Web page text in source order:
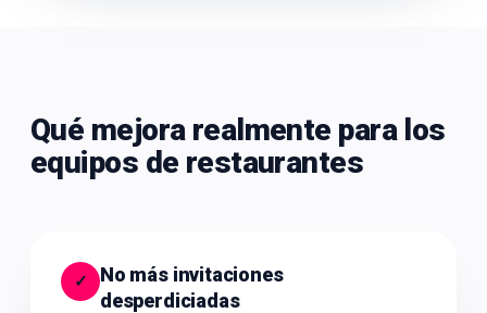
Qué mejora realmente para los
equipos de restaurantes
✓
No más invitaciones
desperdiciadas